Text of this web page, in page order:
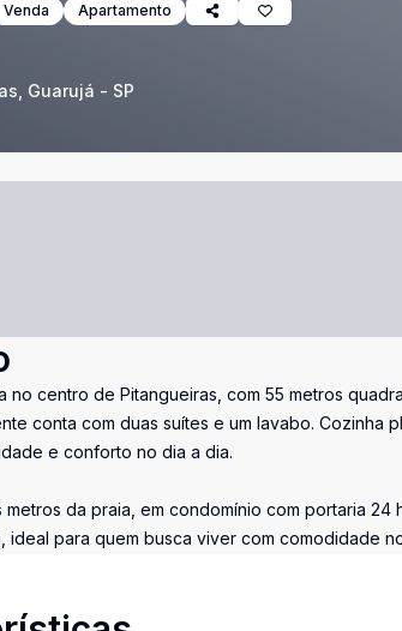
Venda Apartamento
Guarujá - SP
no centro de Pitangueiras, com 55 metros
conta com duas suítes e um lavabo.
e conforto no dia a dia.
da praia, em condomínio com portaria
ideal para quem busca viver com comodidade